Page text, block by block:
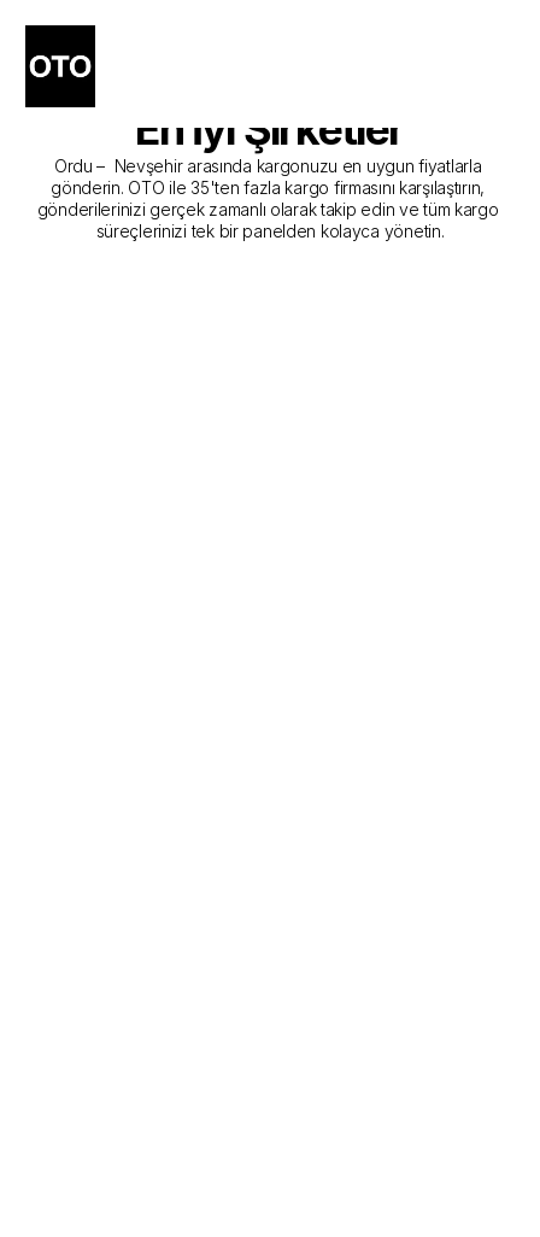
Ordu - Nevşehir Kargo
Gönderim Hizmeti Sunan
En İyi Şirketler
Ordu –  Nevşehir arasında kargonuzu en uygun fiyatlarla
gönderin. OTO ile 35'ten fazla kargo firmasını karşılaştırın,
gönderilerinizi gerçek zamanlı olarak takip edin ve tüm kargo
süreçlerinizi tek bir panelden kolayca yönetin.